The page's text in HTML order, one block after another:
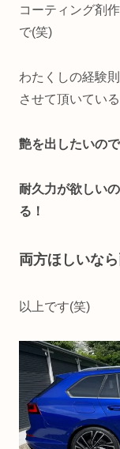
コーティング剤
で(笑)
わたくしの経験
させて頂いている
艶を出したいの
耐久力が欲しい
る！
両方ほしいな
以上です(笑)